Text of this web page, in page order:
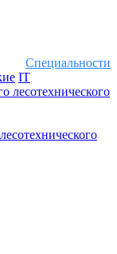
Специальности
IT